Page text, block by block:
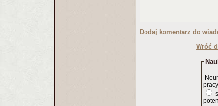
Dodaj komentarz do
Wróć